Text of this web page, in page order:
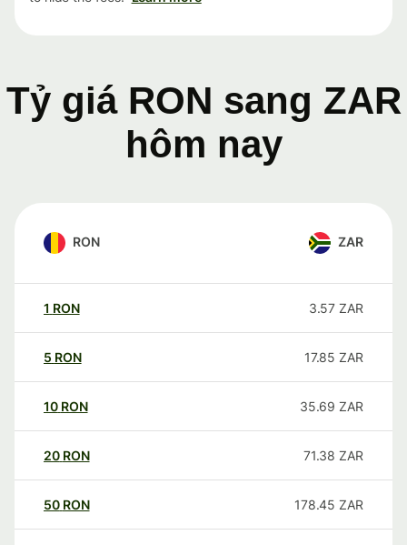
Tỷ giá RON sang ZAR
hôm nay
RON ZAR
1 RON 3.57 ZAR
5 RON 17.85 ZAR
10 RON 35.69 ZAR
20 RON 71.38 ZAR
50 RON 178.45 ZAR